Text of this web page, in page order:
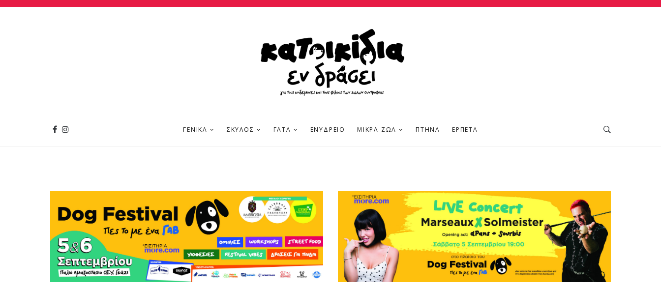
ΓΕΝΙΚΆ ΣΚΎΛΟΣ ΓΆΤΑ ΕΝΥΔΡΕΊΟ ΜΙΚΡΆ ΖΏΑ ΠΤΗΝΆ ΕΡΠΕΤΆ